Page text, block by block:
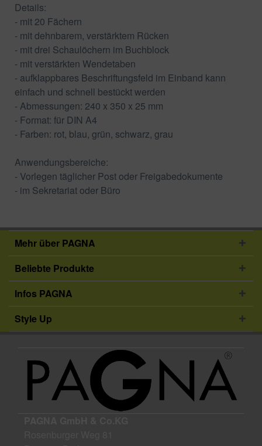
Details:
- mit 20 Fächern
- mit dehnbarem, verstärktem Rücken
- mit drei Schaulöchern im Buchblock
- mit verstärkten Wendetaben
- aufklappbares Beschriftungsfeld im Einband kann
einfach und schnell bestückt werden
- Abmessungen: 240 x 350 x 25 mm
- Format: für DIN A4
- Farben: rot, blau, grün, schwarz, grau
Anwendungsbereiche:
- Vorlegen täglicher Post oder Freigabedokumente
- im Sekretariat oder Büro
Mehr über PAGNA
Beliebte Produkte
Infos PAGNA
Style Up